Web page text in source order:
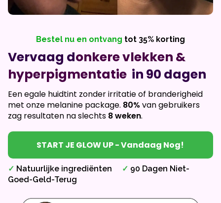
Bestel nu en ontvang tot 35% korting
Vervaag donkere vlekken &
hyperpigmentatie in 90 dagen
Een egale huidtint zonder irritatie of branderigheid
met onze melanine package. 80% van gebruikers
zag resultaten na slechts 8 weken.
START JE GLOW UP - Vandaag Nog!
✓ Natuurlijke ingrediënten ✓ 90 Dagen Niet-
Goed-Geld-Terug